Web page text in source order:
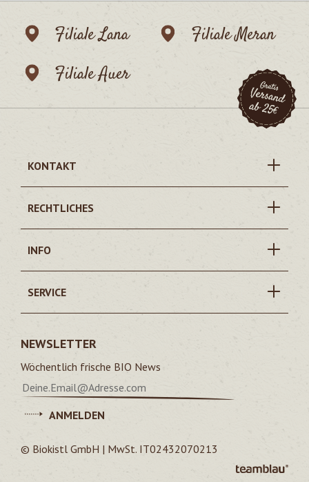
Filiale Lana
Filiale Meran
Filiale Auer
KONTAKT
RECHTLICHES
INFO
SERVICE
NEWSLETTER
Wöchentlich frische BIO News
ANMELDEN
© Biokistl GmbH | MwSt. IT02432070213